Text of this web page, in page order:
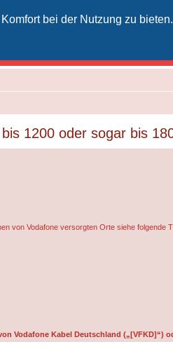
bei der Nutzung zu
1200 oder sogar bis
von Vodafone versorgten Orte siehe folgende
Vodafone Kabel Deutschland („[VFKD]“)